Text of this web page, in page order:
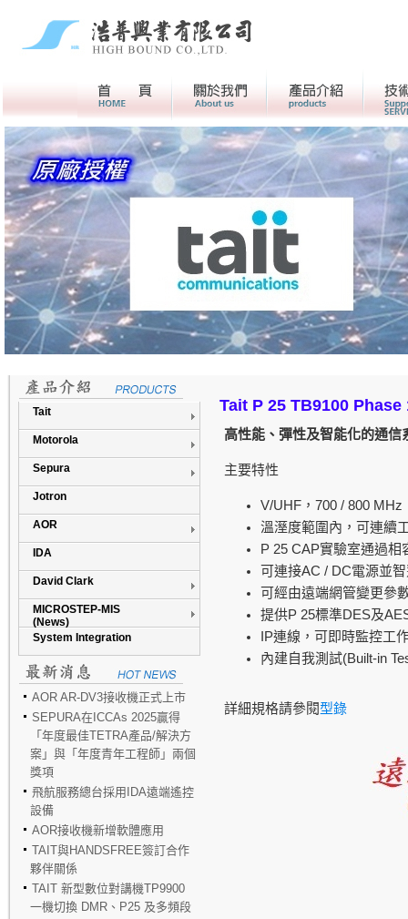
首頁 關於我們> 產品介紹
Tait
Motorola
Sepura
Jotron
AOR
IDA
David Clark
MICROSTEP-MIS
(News)
System Integration
AOR AR-DV3接收機正式上市
SEPURA在ICCAs 2025贏得
「年度最佳TETRA產品/解決方
案」與「年度青年工程師」兩個
獎項
飛航服務總台採用IDA遠端遙控
設備
AOR接收機新增軟體應用
TAIT與HANDSFREE簽訂合作
夥伴關係
TAIT 新型數位對講機TP9900
一機切換 DMR、P25 及多頻段
Tait P 25 TB9100
高性能、彈性及智能化的通信
主要特性
V/UHF， 700 / 800 MHz
溫溼度範圍內，可連續
P 25 CAP實驗室通過相
可連接AC / DC電源並
可經由遠端網管變更參
提供P 25標準DES及
IP連線，可即時監控工
內建自我測試(Built-in
詳細規格請參閱型錄